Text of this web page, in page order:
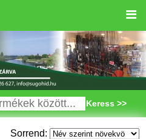
Keress >>
Sorrend: